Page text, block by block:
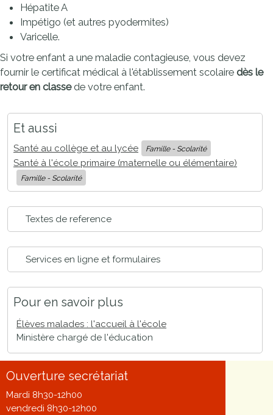
Hépatite A
Impétigo (et autres pyodermites)
Varicelle.
Si votre enfant a une maladie contagieuse, vous devez
fournir le certificat médical à l'établissement scolaire dès le
retour en classede votre enfant.
Et aussi
Santé au collège et au lycée Famille - Scolarité
Santé à l'école primaire (maternelle ou élémentaire)
Famille - Scolarité
Textes de reference
Services en ligne et formulaires
Pour en savoir plus
Élèves malades : l'accueil à l'école
Ministère chargé de l'éducation
Ouverture secrétariat
Mardi 8h30-12h00
vendredi 8h30-12h00